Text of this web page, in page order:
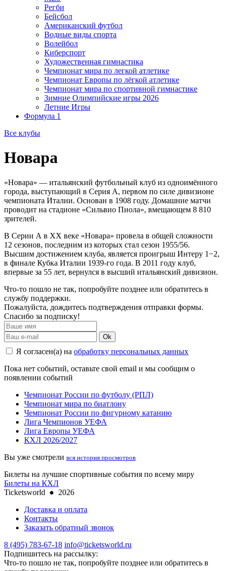
Регби
Бейсбол
Американский футбол
Водные виды спорта
Волейбол
Киберспорт
Художественная гимнастика
Чемпионат мира по легкой атлетике
Чемпионат Европы по лёгкой атлетике
Чемпионат мира по спортивной гимнастике
Зимние Олимпийские игры 2026
Летние Игры
Формула 1
Все клубы
Новара
«Новара» — итальянский футбольный клуб из одноимённого
города, выступающий в Серия A, первом по силе дивизионе
чемпионата Италии. Основан в 1908 году. Домашние матчи
проводит на стадионе «Сильвио Пиола», вмещающем 8 810
зрителей.
В Серии А в XX веке «Новара» провела в общей сложности
12 сезонов, последним из которых стал сезон 1955/56.
Высшим достижением клуба, является проигрыш Интеру 1−2,
в финале Кубка Италии 1939-го года. В 2011 году клуб,
впервые за 55 лет, вернулся в высший итальянский дивизион.
Что-то пошло не так, попробуйте позднее или обратитесь в
службу поддержки.
Пожалуйста, дождитесь подтверждения отправки формы.
Спасибо за подписку!
Ok
Я согласен(а) на обработку персональных данных
Пока нет событий, оставьте свой email и мы сообщим о
появлении событий
Чемпионат России по футболу (РПЛ)
Чемпионат мира по биатлону
Чемпионат России по фигурному катанию
Лига Чемпионов УЕФА
Лига Европы УЕФА
КХЛ 2026/2027
Вы уже смотрели вся история просмотров
Билеты на лучшие спортивные события по всему миру
Билеты на КХЛ
Ticketsworld ● 2026
Доставка и оплата
Контакты
Заказать обратный звонок
8 (495) 783-67-18 info@ticketsworld.ru
Подпишитесь на рассылку:
Что-то пошло не так, попробуйте позднее или обратитесь в